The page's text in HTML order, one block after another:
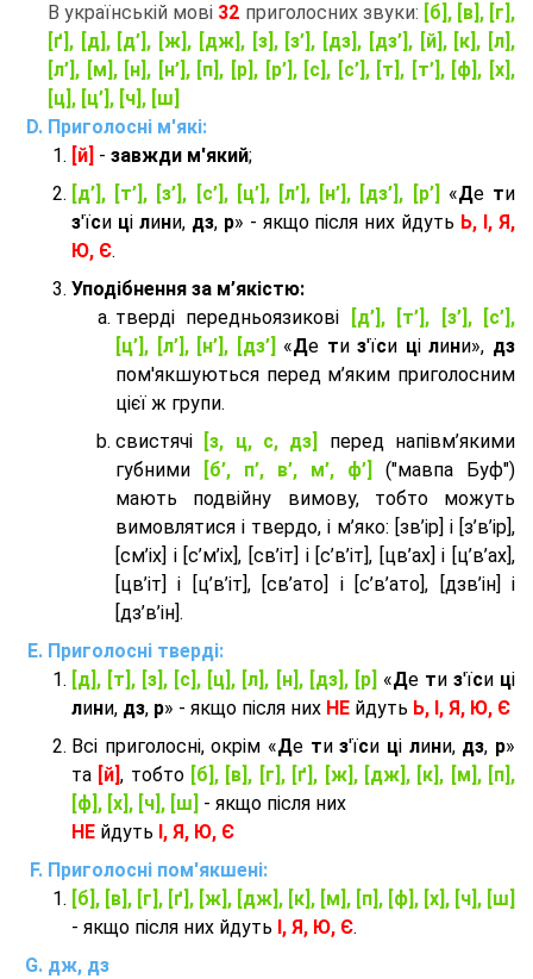
В українській мові 32 приголосних звуки: [б], [в], [г],
[ґ], [д], [д’], [ж], [дж], [з], [з’], [дз], [дз’], [й], [к], [л],
[л’], [м], [н], [н’], [п], [р], [р’], [с], [с’], [т], [т’], [ф], [х],
[ц], [ц’], [ч], [ш]
Приголосні м'які:
[й] - завжди м'який;
[д’], [т’], [з’], [с’], [ц’], [л’], [н’], [дз’], [р’]
«Де ти
з'їси ці лини, дз, р» - якщо після них йдуть Ь, І, Я,
Ю, Є.
Уподібнення за м’якістю:
тверді передньоязикові
[д’], [т’], [з’], [с’],
[ц’], [л’], [н’], [дз’] «Де тиз'їси цілини», дз
пом'якшуються перед м’яким приголосним
цієї ж групи.
cвистячі
[з, ц, с, дз]
перед напівм’якими
губними
[б’, п’, в’, м’, ф’]
("мавпа Буф")
мають подвійну вимову, тобто можуть
вимовлятися і твердо, і м’яко: [зв’ір] і [з’в’ір],
[см’іх] і [с’м’іх], [св’іт] і [с’в’іт], [цв’ах] і [ц’в’ах],
[цв’іт] і [ц’в’іт], [св’ато] і [с’в’ато], [дзв’iн] і
[дз’в’iн].
Приголосні тверді:
[д], [т], [з], [с], [ц], [л], [н], [дз], [р] «Де ти з'їси ці
лини, дз, р» - якщо після них НЕ йдуть Ь, І, Я, Ю, Є
Всі приголосні, окрім «Де тиз'їси ці лини, дз, р»
та [й], тобто [б], [в], [г], [ґ], [ж], [дж], [к], [м], [п],
[ф], [х], [ч], [ш] - якщо після них
НЕ йдуть І, Я, Ю, Є
Приголосні пом'якшені:
[б], [в], [г], [ґ], [ж], [дж], [к], [м], [п], [ф], [х], [ч], [ш]
- якщо після них йдуть І, Я, Ю, Є.
дж, дз